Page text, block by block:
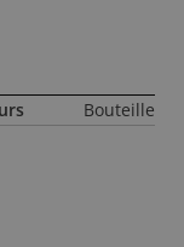
Bouteille